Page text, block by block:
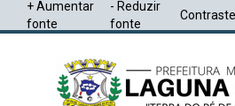
+ Aumentar
fonte
- Reduzir
fonte
Contraste